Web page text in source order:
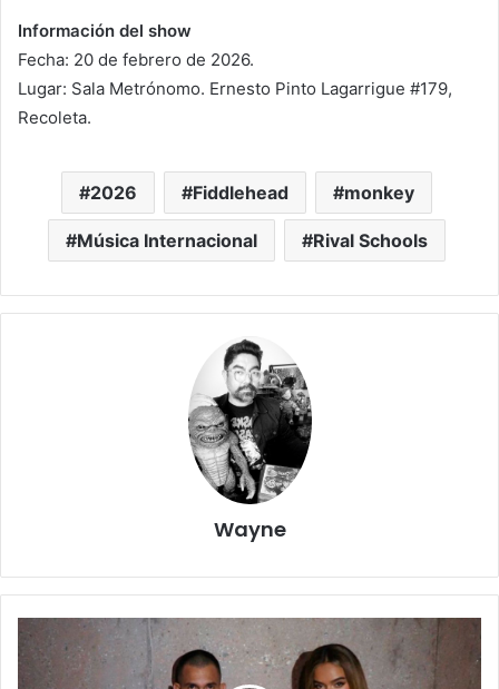
Información del show
Fecha: 20 de febrero de 2026.
Lugar: Sala Metrónomo. Ernesto Pinto Lagarrigue #179,
Recoleta.
2026 Fiddlehead monkey
Música Internacional Rival Schools
Wayne